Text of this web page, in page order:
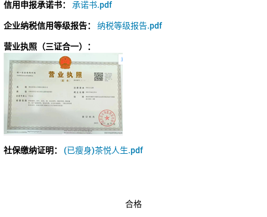
信用申报承诺书：
承诺书.pdf
企业纳税信用等级报告：
纳税等级报告.pdf
营业执照（三证合一）：
社保缴纳证明： (已瘦身)茶悦人生.pdf
合格